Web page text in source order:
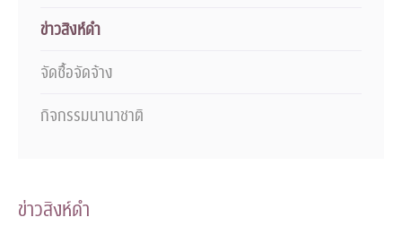
ข่าวสิงห์ดำ
จัดซื้อจัดจ้าง
กิจกรรมนานาชาติ
ข่าวสิงห์ดำ